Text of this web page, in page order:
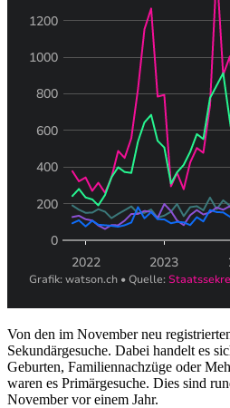
Von den im November neu
Sekundärgesuche. Dabei handelt es
Geburten, Familiennachzüge oder
waren es Primärgesuche. Dies sind
November vor einem Jahr.